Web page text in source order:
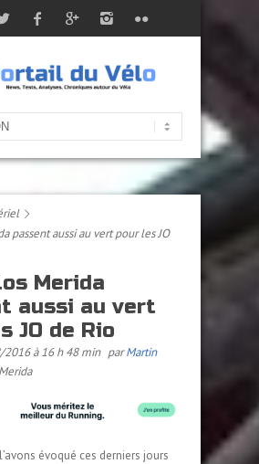
passent aussi au vert pour les JO
Merida
aussi au vert
JO de Rio
à 16 h 48 min parMartin
Merida
évoqué ces derniers jours